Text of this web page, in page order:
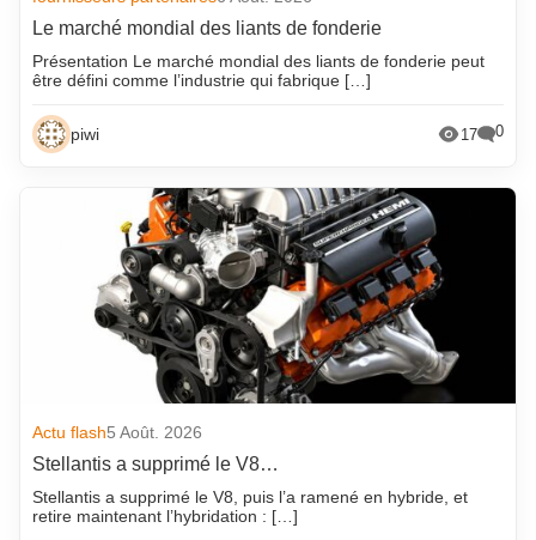
Le marché mondial des liants de fonderie
Présentation Le marché mondial des liants de fonderie peut
être défini comme l’industrie qui fabrique […]
piwi 17 0
Actu flash5 Août. 2026
Stellantis a supprimé le V8…
Stellantis a supprimé le V8, puis l’a ramené en hybride, et
retire maintenant l’hybridation : […]